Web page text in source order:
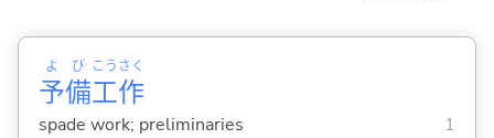
予
よ
備
び
工
こう
作
さく
spade work; preliminaries 1